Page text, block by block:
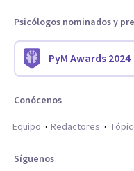
Psicólogos nominados y
PyM Awards 2024
Conócenos
Equipo
Redactores
Síguenos